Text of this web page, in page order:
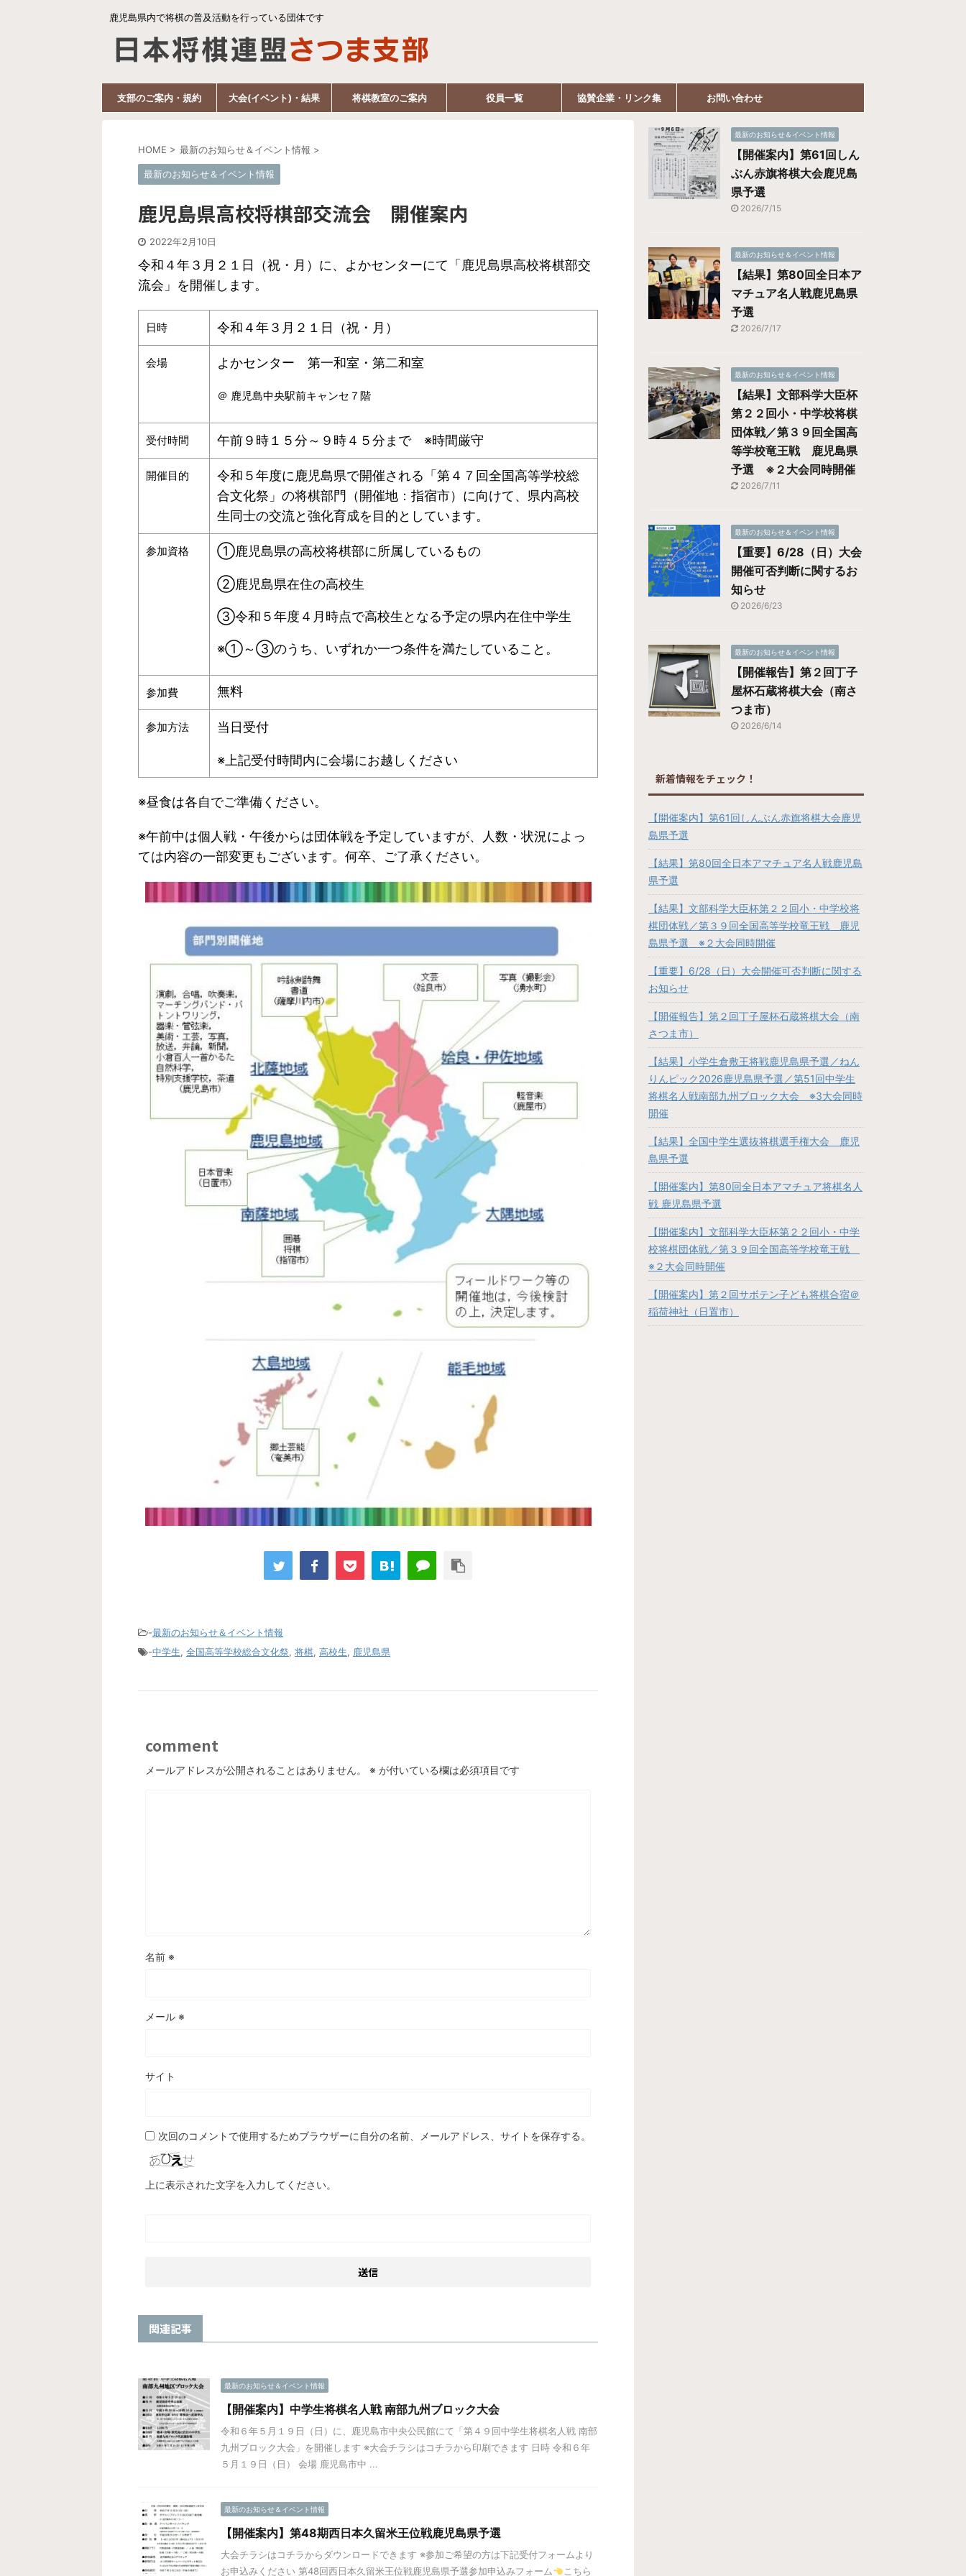
鹿児島県内で将棋の普及活動を行っている団体です
支部のご案内・規約 大会(イベント)・結果 将棋教室のご案内 役員一覧 協賛企業・リンク集 お問い合わせ
HOME > 最新のお知らせ＆イベント情報 >
最新のお知らせ＆イベント情報
鹿児島県高校将棋部交流会 開催案内
2022年2月10日
令和４年３月２１日（祝・月）に、よかセンターにて「鹿児島県高校将棋部交
流会」を開催します。
日時 令和４年３月２１日（祝・月）
会場 よかセンター 第一和室・第二和室
＠ 鹿児島中央駅前キャンセ７階
受付時間 午前９時１５分～９時４５分まで ※時間厳守
開催目的
令和５年度に鹿児島県で開催される「第４７回全国高等学校総
合文化祭」の将棋部門（開催地：指宿市）に向けて、県内高校
生同士の交流と強化育成を目的としています。
参加資格 ①鹿児島県の高校将棋部に所属しているもの
②鹿児島県在住の高校生
③令和５年度４月時点で高校生となる予定の県内在住中学生
※①～③のうち、いずれか一つ条件を満たしていること。
参加費 無料
参加方法 当日受付
※上記受付時間内に会場にお越しください
※昼食は各自でご準備ください。
※午前中は個人戦・午後からは団体戦を予定していますが、人数・状況によっ
ては内容の一部変更もございます。 何卒、ご了承ください。
-最新のお知らせ＆イベント情報
-中学生, 全国高等学校総合文化祭, 将棋, 高校生, 鹿児島県
comment
メールアドレスが公開されることはありません。 ※ が付いている欄は必須項目です
名前 ※
メール ※
サイト
次回のコメントで使用するためブラウザーに自分の名前、メールアドレス、サイトを保存する。
上に表示された文字を入力してください。
関連記事
最新のお知らせ＆イベント情報
【開催案内】中学生将棋名人戦 南部九州ブロック大会
令和６年５月１９日（日）に、鹿児島市中央公民館にて「第４９回中学生将棋名人戦 南部
九州ブロック大会」を開催します ※大会チラシはコチラから印刷できます 日時 令和６年
５月１９日（日） 会場 鹿児島市中 ...
最新のお知らせ＆イベント情報
【開催案内】第48期西日本久留米王位戦鹿児島県予選
大会チラシはコチラからダウンロードできます ※参加ご希望の方は下記受付フォームより
お申込みください 第48回西日本久留米王位戦鹿児島県予選参加申込みフォーム
こちら
最新のお知らせ＆イベント情報
【開催案内】第61回しん
ぶん赤旗将棋大会鹿児島
県予選
2026/7/15
最新のお知らせ＆イベント情報
【結果】第80回全日本ア
マチュア名人戦鹿児島県
予選
2026/7/17
最新のお知らせ＆イベント情報
【結果】文部科学大臣杯
第２２回小・中学校将棋
団体戦／第３９回全国高
等学校竜王戦 鹿児島県
予選 ※２大会同時開催
2026/7/11
最新のお知らせ＆イベント情報
【重要】6/28（日）大会
開催可否判断に関するお
知らせ
2026/6/23
最新のお知らせ＆イベント情報
【開催報告】第２回丁子
屋杯石蔵将棋大会（南さ
つま市）
2026/6/14
新着情報をチェック！
【開催案内】第61回しんぶん赤旗将棋大会鹿児
島県予選
【結果】第80回全日本アマチュア名人戦鹿児島
県予選
【結果】文部科学大臣杯第２２回小・中学校将
棋団体戦／第３９回全国高等学校竜王戦 鹿児
島県予選 ※２大会同時開催
【重要】6/28（日）大会開催可否判断に関する
お知らせ
【開催報告】第２回丁子屋杯石蔵将棋大会（南
さつま市）
【結果】小学生倉敷王将戦鹿児島県予選／ねん
りんピック2026鹿児島県予選／第51回中学生
将棋名人戦南部九州ブロック大会 ※3大会同時
開催
【結果】全国中学生選抜将棋選手権大会 鹿児
島県予選
【開催案内】第80回全日本アマチュア将棋名人
戦 鹿児島県予選
【開催案内】文部科学大臣杯第２２回小・中学
校将棋団体戦／第３９回全国高等学校竜王戦
※２大会同時開催
【開催案内】第２回サボテン子ども将棋合宿＠
稲荷神社（日置市）